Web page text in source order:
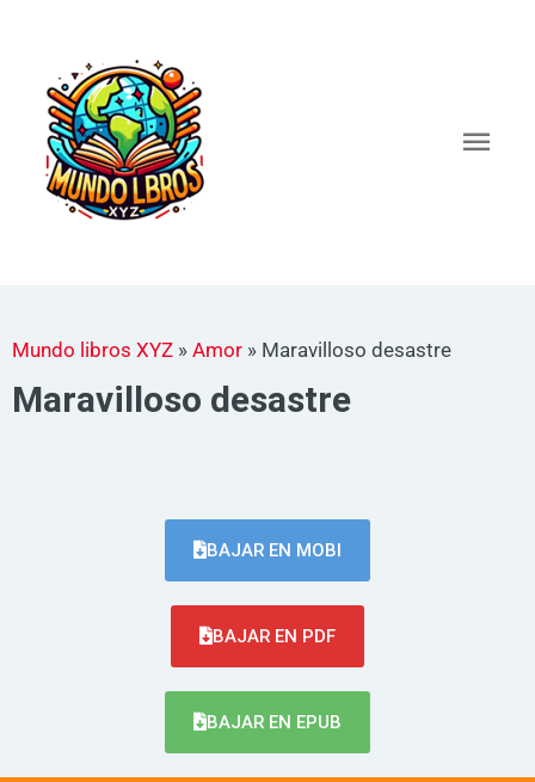
contenido
Mundo libros XYZ » Amor » Maravilloso desastre
Maravilloso desastre
BAJAR EN MOBI
BAJAR EN PDF
BAJAR EN EPUB